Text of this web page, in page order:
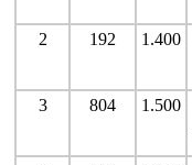
2 192 1.400
3 804 1.500